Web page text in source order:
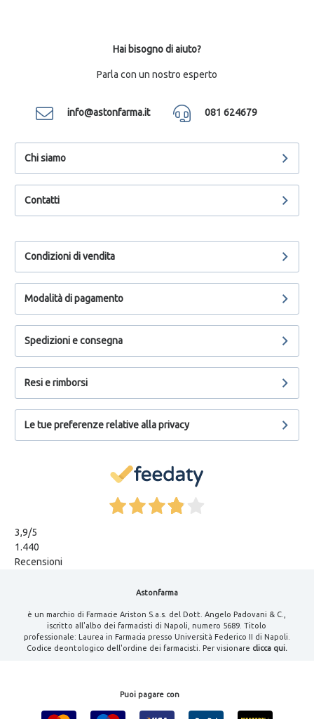
Hai bisogno di aiuto?
Parla con un nostro esperto
info@astonfarma.it 081 624679
Chi siamo
Contatti
Condizioni di vendita
Modalità di pagamento
Spedizioni e consegna
Resi e rimborsi
Le tue preferenze relative alla privacy
3,9/5
1.440
Recensioni
Astonfarma
è un marchio di Farmacie Ariston S.a.s. del Dott. Angelo Padovani & C.,
iscritto all'albo dei farmacisti di Napoli, numero 5689. Titolo
professionale: Laurea in Farmacia presso Università Federico II di Napoli.
Codice deontologico dell'ordine dei farmacisti. Per visionare clicca qui.
Puoi pagare con